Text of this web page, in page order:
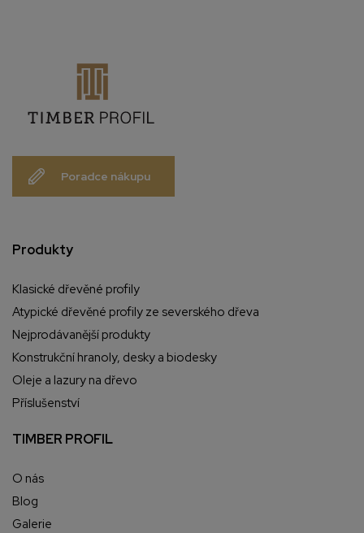
Poradce nákupu
Produkty
Klasické dřevěné profily
Atypické dřevěné profily ze severského dřeva
Nejprodávanější produkty
Konstrukční hranoly, desky a biodesky
Oleje a lazury na dřevo
Příslušenství
TIMBER PROFIL
O nás
Blog
Galerie